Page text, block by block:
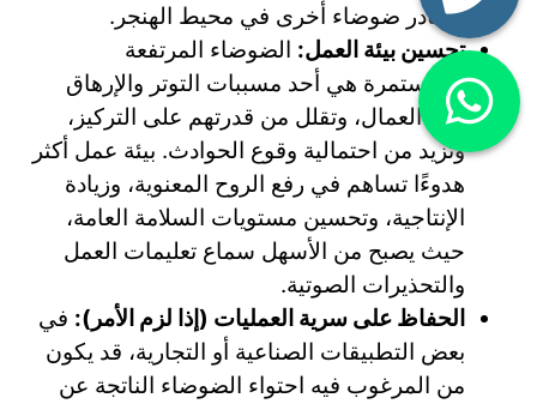
مصادر ضوضاء أخرى في محيط الهنجر.
تحسين بيئة العمل: الضوضاء المرتفعة
والمستمرة هي أحد مسببات التوتر والإرهاق
لدى العمال، وتقلل من قدرتهم على التركيز،
وتزيد من احتمالية وقوع الحوادث. بيئة عمل أكثر
هدوءًا تساهم في رفع الروح المعنوية، وزيادة
الإنتاجية، وتحسين مستويات السلامة العامة،
حيث يصبح من الأسهل سماع تعليمات العمل
والتحذيرات الصوتية.
الحفاظ على سرية العمليات (إذا لزم الأمر): في
بعض التطبيقات الصناعية أو التجارية، قد يكون
من المرغوب فيه احتواء الضوضاء الناتجة عن